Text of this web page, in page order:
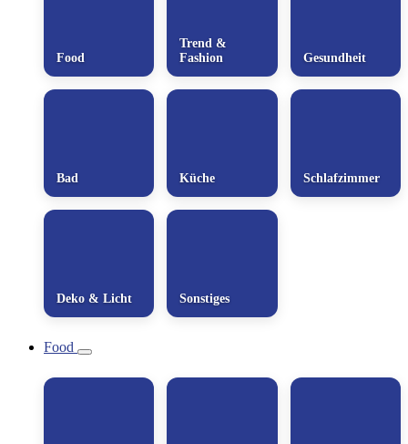
Food
Trend &
Fashion
Gesundheit
Bad Küche Schlafzimmer
Deko & Licht Sonstiges
Food